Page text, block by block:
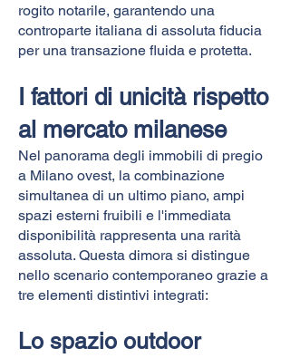
rogito notarile, garantendo una
controparte italiana di assoluta fiducia
per una transazione fluida e protetta.
I fattori di unicità rispetto
al mercato milanese
Nel panorama degli immobili di pregio
a Milano ovest, la combinazione
simultanea di un ultimo piano, ampi
spazi esterni fruibili e l'immediata
disponibilità rappresenta una rarità
assoluta. Questa dimora si distingue
nello scenario contemporaneo grazie a
tre elementi distintivi integrati:
Lo spazio outdoor